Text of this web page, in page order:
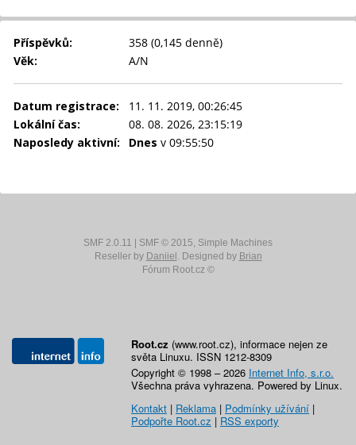
Příspěvků:
358 (0,145 denně)
Věk:
A/N
Datum registrace:
11. 11. 2019, 00:26:45
Lokální čas:
08. 08. 2026, 23:15:19
Naposledy aktivní:
Dnes v 09:55:50
SMF 2.0.11 SMF © 2015, Simple Machines
Reseller by Daniiel . Designed by Brian
Fórum Root.cz ©
Root.cz (www.root.cz), informace nejen ze
světa Linuxu. ISSN 1212-8309
Copyright © 1998 – 2026 Internet Info, s.r.o.
Všechna práva vyhrazena. Powered by Linux.
Kontakt | Reklama | Podmínky užívání |
Podpořte Root.cz | RSS exporty